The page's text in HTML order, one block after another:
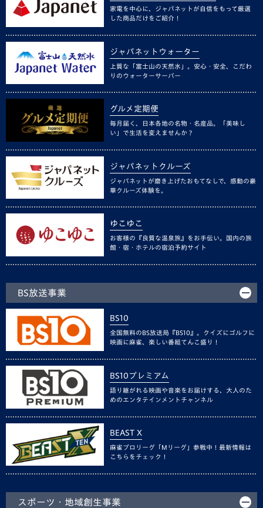
家電を中心に、ジャパネットが自信をもって厳選
した商品だけをご紹介！
ジャパネットウォーター
上質な「富士山の天然水」。安心・安全、こだわ
りのウォーターサーバー
グルメ定期便
毎月届く、日本各地の名物・名産品。「美味し
い」で生活を変えませんか？
ジャパネットクルーズ
ジャパネットが磨き上げたおもてなしで、感動の豪
華クルーズ体験を。
ゆこゆこ
お客様の『良質な温泉旅』をお手伝い。国内の旅
館・宿・ホテルの宿泊予約サイト
BS放送事業
BS10
全国無料のBS放送局『BS10』。クイズにゴルフに
映画に麻雀、楽しい番組てんこ盛り！
BS10プレミアム
語り継がれる映画や音楽をお届けする、大人のた
めのエンタテインメントチャンネル
BEAST X
麻雀プロリーグ「Mリーグ」参戦中！最新情報は
こちらをチェック！
スポーツ・地域創生事業